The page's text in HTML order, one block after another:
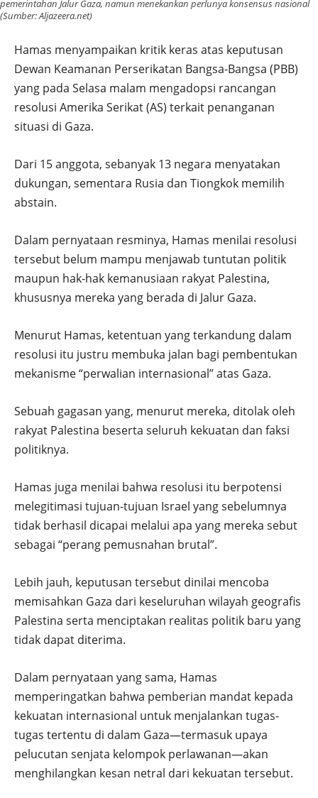
pemerintahan Jalur Gaza, namun menekankan perlunya konsensus nasional
(Sumber: Aljazeera.net)
Hamas menyampaikan kritik keras atas keputusan
Dewan Keamanan Perserikatan Bangsa-Bangsa (PBB)
yang pada Selasa malam mengadopsi rancangan
resolusi Amerika Serikat (AS) terkait penanganan
situasi di Gaza.
Dari 15 anggota, sebanyak 13 negara menyatakan
dukungan, sementara Rusia dan Tiongkok memilih
abstain.
Dalam pernyataan resminya, Hamas menilai resolusi
tersebut belum mampu menjawab tuntutan politik
maupun hak-hak kemanusiaan rakyat Palestina,
khususnya mereka yang berada di Jalur Gaza.
Menurut Hamas, ketentuan yang terkandung dalam
resolusi itu justru membuka jalan bagi pembentukan
mekanisme “perwalian internasional” atas Gaza.
Sebuah gagasan yang, menurut mereka, ditolak oleh
rakyat Palestina beserta seluruh kekuatan dan faksi
politiknya.
Hamas juga menilai bahwa resolusi itu berpotensi
melegitimasi tujuan-tujuan Israel yang sebelumnya
tidak berhasil dicapai melalui apa yang mereka sebut
sebagai “perang pemusnahan brutal”.
Lebih jauh, keputusan tersebut dinilai mencoba
memisahkan Gaza dari keseluruhan wilayah geografis
Palestina serta menciptakan realitas politik baru yang
tidak dapat diterima.
Dalam pernyataan yang sama, Hamas
memperingatkan bahwa pemberian mandat kepada
kekuatan internasional untuk menjalankan tugas-
tugas tertentu di dalam Gaza—termasuk upaya
pelucutan senjata kelompok perlawanan—akan
menghilangkan kesan netral dari kekuatan tersebut.